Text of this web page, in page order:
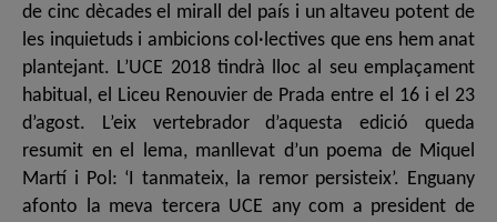
de cinc dècades el mirall del país i un altaveu potent de
les inquietuds i ambicions col·lectives que ens hem anat
plantejant. L’UCE 2018 tindrà lloc al seu emplaçament
habitual, el Liceu Renouvier de Prada entre el 16 i el 23
d’agost. L’eix vertebrador d’aquesta edició queda
resumit en el lema, manllevat d’un poema de Miquel
Martí i Pol: ‘I tanmateix, la remor persisteix’. Enguany
afonto la meva tercera UCE any com a president de